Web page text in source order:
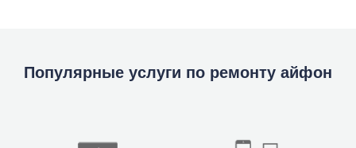
Популярные услуги по ремонту айфон